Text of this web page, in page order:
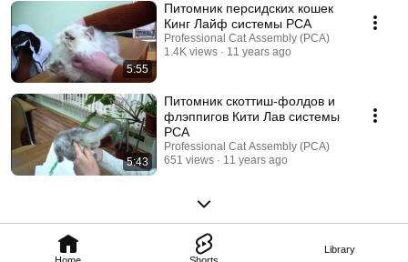
Library
5:55
Питомник персидских кошек
Кинг Лайф системы PCA
Professional Cat Assembly (PCA)
1.4K views
11 years ago
5:43
Питомник скоттиш-фолдов и
флэппигов Кити Лав системы
PCA
Professional Cat Assembly (PCA)
651 views
11 years ago